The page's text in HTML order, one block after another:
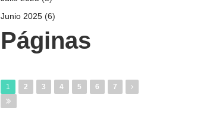
Junio 2025 (6)
Páginas
1 2 3 4 5 6 7